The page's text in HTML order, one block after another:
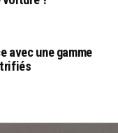
avec une gamme